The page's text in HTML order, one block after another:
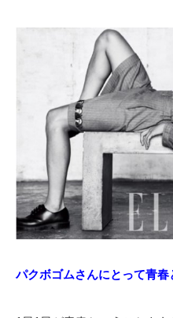
パクボゴムさんにとって青春